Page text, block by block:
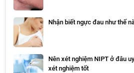
Nhận biết ngực đau như thế
Nên xét nghiệm NIPT ở đâu
xét nghiệm tốt